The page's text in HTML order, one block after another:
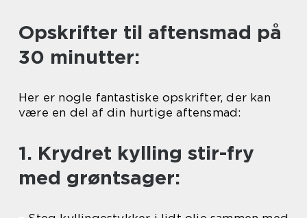
Opskrifter til aftensmad på
30 minutter:
Her er nogle fantastiske opskrifter, der kan
være en del af din hurtige aftensmad:
1. Krydret kylling stir-fry
med grøntsager: